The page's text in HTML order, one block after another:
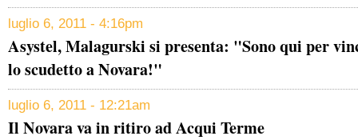
luglio 6, 2011 - 4:16pm
Asystel, Malagurski si presenta: "Sono qui per
lo scudetto a Novara!"
luglio 6, 2011 - 12:21am
Il Novara va in ritiro ad Acqui Terme